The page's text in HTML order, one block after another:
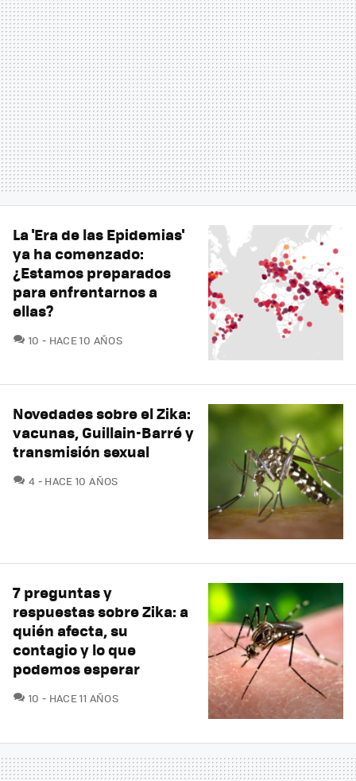
La 'Era de las Epidemias'
ya ha comenzado:
¿Estamos preparados
para enfrentarnos a
ellas?
10 COMENTARIOS
HACE 10 AÑOS
Novedades sobre el Zika:
vacunas, Guillain-Barré y
transmisión sexual
4 COMENTARIOS
HACE 10 AÑOS
7 preguntas y
respuestas sobre Zika: a
quién afecta, su
contagio y lo que
podemos esperar
10 COMENTARIOS
HACE 11 AÑOS